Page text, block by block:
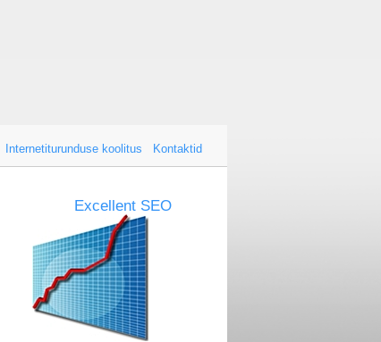
Internetiturunduse koolitus Kontaktid
Excellent SEO